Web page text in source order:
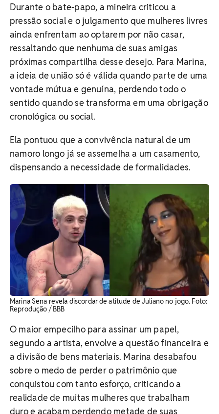
Durante o bate-papo, a mineira criticou a
pressão social e o julgamento que mulheres livres
ainda enfrentam ao optarem por não casar,
ressaltando que nenhuma de suas amigas
próximas compartilha desse desejo. Para Marina,
a ideia de união só é válida quando parte de uma
vontade mútua e genuína, perdendo todo o
sentido quando se transforma em uma obrigação
cronológica ou social.
Ela pontuou que a convivência natural de um
namoro longo já se assemelha a um casamento,
dispensando a necessidade de formalidades.
Marina Sena revela discordar de atitude de Juliano no jogo. ​Foto:
Reprodução / BBB
O maior empecilho para assinar um papel,
segundo a artista, envolve a questão financeira e
a divisão de bens materiais. Marina desabafou
sobre o medo de perder o patrimônio que
conquistou com tanto esforço, criticando a
realidade de muitas mulheres que trabalham
duro e acabam perdendo metade de suas